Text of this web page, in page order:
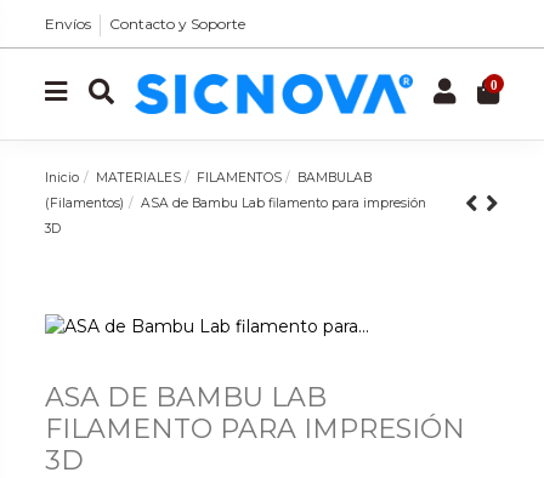
Envíos Contacto y Soporte
0
Inicio MATERIALES FILAMENTOS
BAMBULAB
(Filamentos)
ASA de Bambu Lab filamento para impresión
3D
ASA DE BAMBU LAB
FILAMENTO PARA IMPRESIÓN
3D